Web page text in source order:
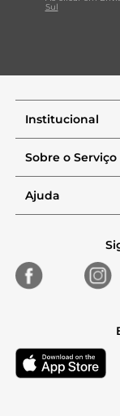
Sul
Institucional
Sobre o Serviço
Ajuda